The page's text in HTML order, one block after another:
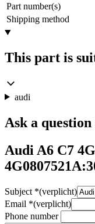
Part number(s)
Shipping method
This part is
audi
Ask a
Audi A6 C7
Subject *(verplicht)
Email *(verplicht)
Phone number